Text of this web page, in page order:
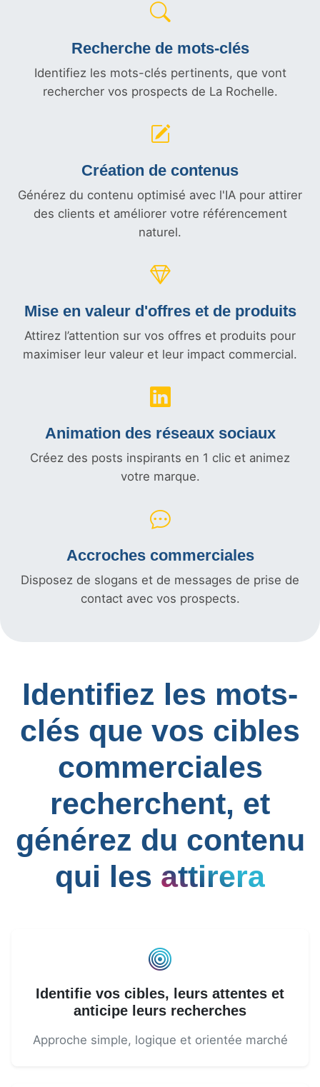
Recherche de mots-clés
Identifiez les mots-clés pertinents, que vont
rechercher vos prospects de La Rochelle.
Création de contenus
Générez du contenu optimisé avec l'IA pour attirer
des clients et améliorer votre référencement
naturel.
Mise en valeur d'offres et de produits
Attirez l’attention sur vos offres et produits pour
maximiser leur valeur et leur impact commercial.
Animation des réseaux sociaux
Créez des posts inspirants en 1 clic et animez
votre marque.
Accroches commerciales
Disposez de slogans et de messages de prise de
contact avec vos prospects.
Identifiez les mots-
clés que vos cibles
commerciales
recherchent, et
générez du contenu
qui les attirera
Identifie vos cibles, leurs attentes et
anticipe leurs recherches
Approche simple, logique et orientée marché